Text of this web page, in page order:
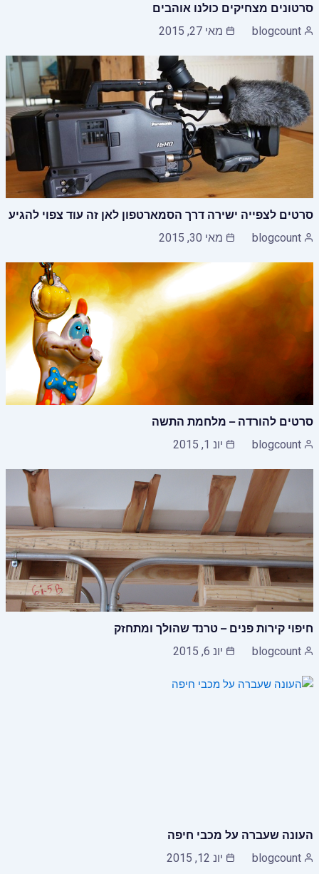
סרטונים מצחיקים כולנו אוהבים
blogcount מאי 27, 2015
סרטים לצפייה ישירה דרך הסמארטפון לאן זה עוד צפוי להגיע
blogcount מאי 30, 2015
סרטים להורדה – מלחמת התשה
blogcount יונ 1, 2015
חיפוי קירות פנים – טרנד שהולך ומתחזק
blogcount יונ 6, 2015
העונה שעברה על מכבי חיפה
blogcount יונ 12, 2015